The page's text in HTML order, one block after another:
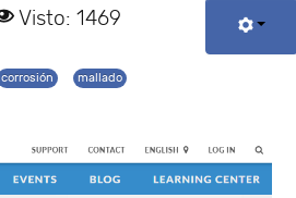
Visto: 1469
corrosión
mallado